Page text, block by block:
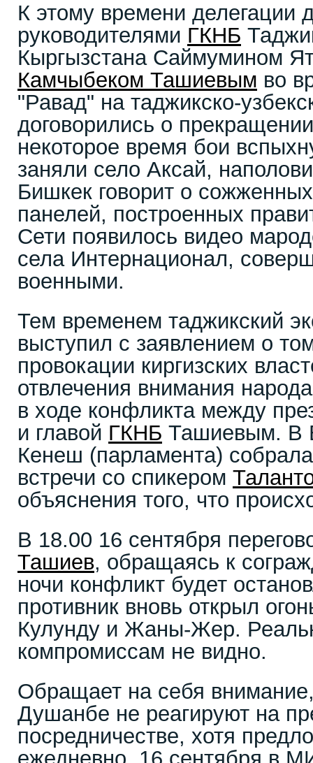
К этому времени делегации
руководителями ГКНБ
Кыргызстана Саймумином
Камчыбеком Ташиевым во
"Равад" на таджикско-
договорились о
некоторое время бои
заняли село Аксай,
Бишкек говорит о
панелей, построенных
Сети появилось видео
села Интернационал,
военными.
Тем временем таджикский
выступил с заявлением о
провокации киргизских
отвлечения внимания
в ходе конфликта между
и главой ГКНБ Ташиевым. В
Кенеш (парламента)
встречи со спикером
объяснения того, что
В 18.00 16 сентября
Ташиев, обращаясь к
ночи конфликт будет
противник вновь открыл
Кулунду и Жаны-Жер.
компромиссам не видно.
Обращает на себя
Душанбе не реагируют на
посредничестве, хотя